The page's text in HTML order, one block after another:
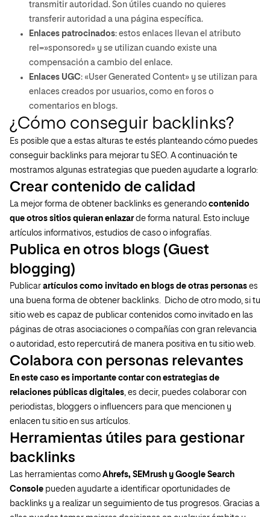
transmitir autoridad. Son útiles cuando no quieres
transferir autoridad a una página específica.
Enlaces patrocinados: estos enlaces llevan el atributo
rel=»sponsored» y se utilizan cuando existe una
compensación a cambio del enlace.
Enlaces UGC: «User Generated Content» y se utilizan para
enlaces creados por usuarios, como en foros o
comentarios en blogs.
¿Cómo conseguir backlinks?
Es posible que a estas alturas te estés planteando cómo puedes
conseguir backlinks para mejorar tu SEO. A continuación te
mostramos algunas estrategias que pueden ayudarte a lograrlo:
Crear contenido de calidad
La mejor forma de obtener backlinks es generando contenido
que otros sitios quieran enlazarde forma natural. Esto incluye
artículos informativos, estudios de caso o infografías.
Publica en otros blogs (Guest
blogging)
Publicar artículos como invitado en blogs de otras personas es
una buena forma de obtener backlinks. Dicho de otro modo, si tu
sitio web es capaz de publicar contenidos como invitado en las
páginas de otras asociaciones o compañías con gran relevancia
o autoridad, esto repercutirá de manera positiva en tu sitio web.
Colabora con personas relevantes
En este caso es importante contar con estrategias de
relaciones públicas digitales, es decir, puedes colaborar con
periodistas, bloggers o influencers para que mencionen y
enlacen tu sitio en sus artículos.
Herramientas útiles para gestionar
backlinks
Las herramientas como Ahrefs, SEMrush y Google Search
Console pueden ayudarte a identificar oportunidades de
backlinks y a realizar un seguimiento de tus progresos. Gracias a